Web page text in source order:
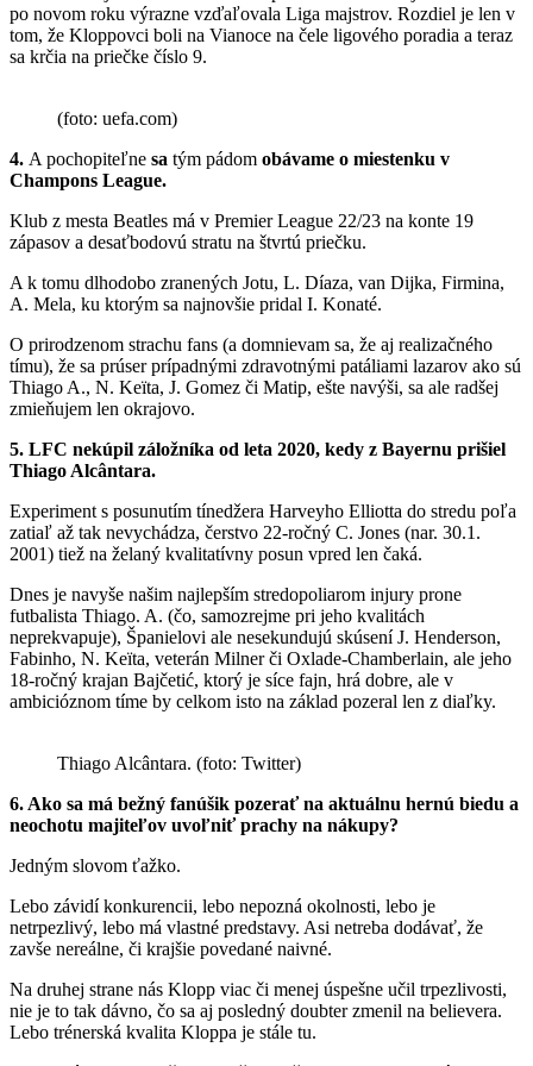
po novom roku výrazne vzďaľovala Liga majstrov. Rozdiel je len v
tom, že Kloppovci boli na Vianoce na čele ligového poradia a teraz
sa krčia na priečke číslo 9.
(foto: uefa.com)
4. A pochopiteľne sa tým pádom obávame o miestenku v
Champons League.
Klub z mesta Beatles má v Premier League 22/23 na konte 19
zápasov a desaťbodovú stratu na štvrtú priečku.
A k tomu dlhodobo zranených Jotu, L. Díaza, van Dijka, Firmina,
A. Mela, ku ktorým sa najnovšie pridal I. Konaté.
O prirodzenom strachu fans (a domnievam sa, že aj realizačného
tímu), že sa prúser prípadnými zdravotnými patáliami lazarov ako sú
Thiago A., N. Keïta, J. Gomez či Matip, ešte navýši, sa ale radšej
zmieňujem len okrajovo.
5. LFC nekúpil záložníka od leta 2020, kedy z Bayernu prišiel
Thiago Alcântara.
Experiment s posunutím tínedžera Harveyho Elliotta do stredu poľa
zatiaľ až tak nevychádza, čerstvo 22-ročný C. Jones (nar. 30.1.
2001) tiež na želaný kvalitatívny posun vpred len čaká.
Dnes je navyše našim najlepším stredopoliarom injury prone
futbalista Thiago. A. (čo, samozrejme pri jeho kvalitách
neprekvapuje), Španielovi ale nesekundujú skúsení J. Henderson,
Fabinho, N. Keïta, veterán Milner či Oxlade-Chamberlain, ale jeho
18-ročný krajan Bajčetić, ktorý je síce fajn, hrá dobre, ale v
ambicióznom tíme by celkom isto na základ pozeral len z diaľky.
Thiago Alcântara. (foto: Twitter)
6. Ako sa má bežný fanúšik pozerať na aktuálnu hernú biedu a
neochotu majiteľov uvoľniť prachy na nákupy?
Jedným slovom ťažko.
Lebo závidí konkurencii, lebo nepozná okolnosti, lebo je
netrpezlivý, lebo má vlastné predstavy. Asi netreba dodávať, že
zavše nereálne, či krajšie povedané naivné.
Na druhej strane nás Klopp viac či menej úspešne učil trpezlivosti,
nie je to tak dávno, čo sa aj posledný doubter zmenil na believera.
Lebo trénerská kvalita Kloppa je stále tu.